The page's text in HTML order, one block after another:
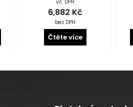
vč. DPH
6,882 Kč
bez DPH
Čtěte více